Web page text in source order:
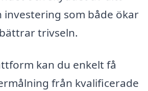
investering som både ökar
trivseln.
kan du enkelt få
från kvalificerade